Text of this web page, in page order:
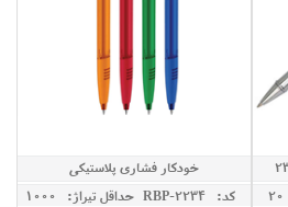
خودکار فشاری پلاستیکی
کد: RBP-2234
حداقل تيراژ: 1000